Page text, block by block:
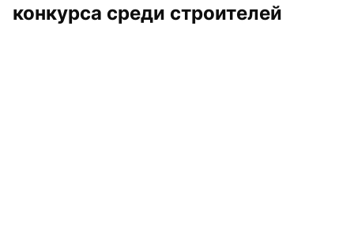
конкурса среди строителей